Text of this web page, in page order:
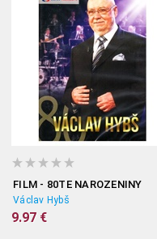
FILM - 80TE NAROZENINY
Václav Hybš
9.97 €